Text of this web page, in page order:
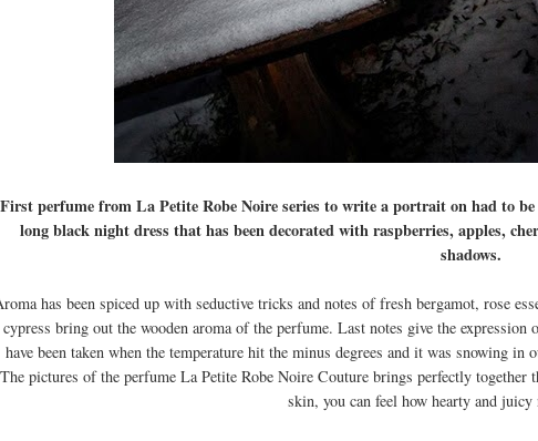
First perfume from La Petite Robe Noire series to write a portrait on had to
long black night dress that has been decorated with raspberries, apples,
shadows.
has been spiced up with seductive tricks and notes of fresh bergamot, rose
cypress bring out the wooden aroma of the perfume. Last notes give the
have been taken when the temperature hit the minus degrees and it was snowing in
The pictures of the perfume La Petite Robe Noire Couture brings perfectly together
skin, you can feel how hearty and juicy